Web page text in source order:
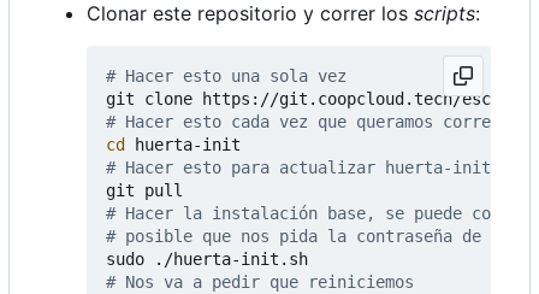
Clonar este repositorio y correr los scripts:
# Hacer esto una sola vez
# Hacer esto cada vez que queramos correr
cd
# Hacer esto para actualizar huerta-init
# Hacer la instalación base, se puede
# posible que nos pida la contraseña de
# Nos va a pedir que reiniciemos